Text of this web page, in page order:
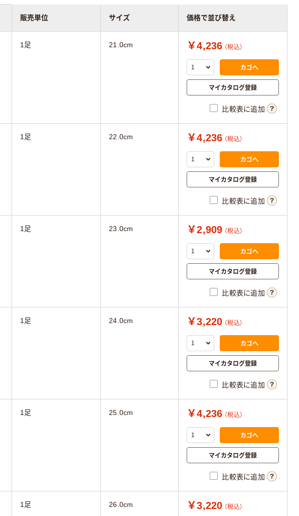
販売単位 サイズ 価格で並び替え
1足 21.0cm ￥4,236 （税込）
カゴへ
マイカタログ登録
比較表に追加
1足 22.0cm ￥4,236 （税込）
カゴへ
マイカタログ登録
比較表に追加
1足 23.0cm ￥2,909 （税込）
カゴへ
マイカタログ登録
比較表に追加
1足 24.0cm ￥3,220 （税込）
カゴへ
マイカタログ登録
比較表に追加
1足 25.0cm ￥4,236 （税込）
カゴへ
マイカタログ登録
比較表に追加
1足 26.0cm ￥3,220 （税込）